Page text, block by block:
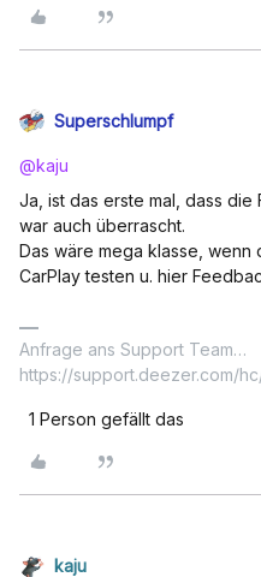
Superschlumpf
@kaju
Ja, ist das erste mal, dass die
war auch überrascht.
Das wäre mega klasse, wenn
CarPlay testen u. hier
Anfrage ans Support Team…
https://support.deezer.com/
1 Person gefällt das
kaju